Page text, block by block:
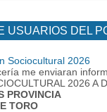
USUARIOS DEL
Sociocultural 2026
me enviaran
2026 A
PROVINCIA
TORO